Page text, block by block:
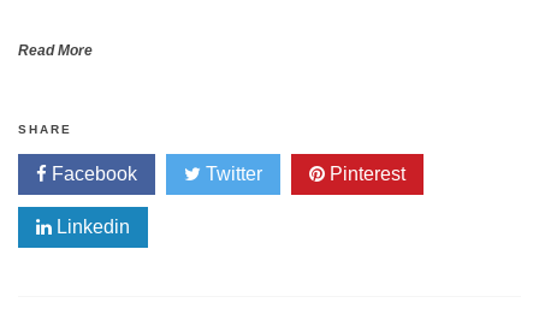
Read More
SHARE
Facebook Twitter Pinterest
Linkedin